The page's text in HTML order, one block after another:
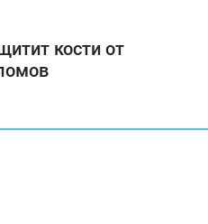
кости от